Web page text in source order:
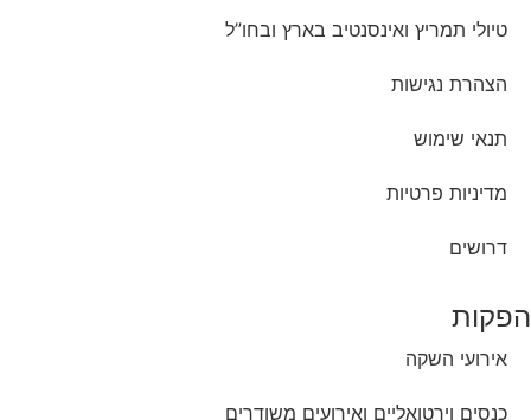
טיולי תמריץ ואינסנטיב בארץ ובחו”ל
הצהרת נגישות
תנאי שימוש
מדיניות פרטיות
דרושים
הפקות
אירועי השקה
כנסים וירטואליים ואירועים משודרים